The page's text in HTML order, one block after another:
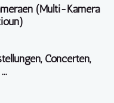
(Multi-Kamera
Concerten,